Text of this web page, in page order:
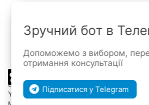
Пролонгатор для чоловіків
Intt Lasts (15 мл) з
−15%
Зручний бот в
Допоможемо з вибором,
отримання консультації
Підписатися у Telegram